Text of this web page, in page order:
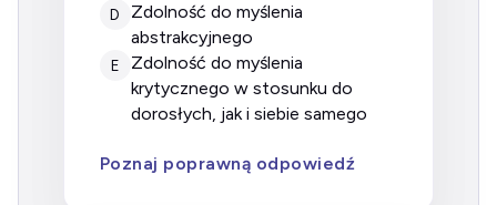
D
Zdolność do myślenia
abstrakcyjnego
E
Zdolność do myślenia
krytycznego w stosunku do
dorosłych, jak i siebie samego
Poznaj poprawną odpowiedź